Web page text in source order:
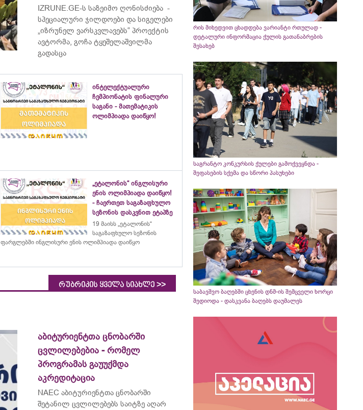
IZRUNE.GE-ს საზეიმო ღონისძიება -
სპეციალური ჯილდოები და სიგელები
„იზრუნელ ვარსკვლავებს“ პროექტის
ავტორმა, გოჩა ტყეშელაშვილმა
გადასცა
ინტელექტუალური
ჩემპიონატის ფინალური
საგანი - მათემატიკის
ოლიმპიადა დაიწყო!
„ეტალონის“ ინგლისური
ენის ოლიმპიადა დაიწყო!
- ჩაერთეთ საგაზაფხულო
სეზონის დასკვნით ეტაპზე
19 მაისს „ეტალონის“
საგაზაფხულო სეზონის
ფარგლებში ინგლისური ენის ოლიმპიადა დაიწყო
რუბრიკის ყველა სიახლე >>
აბიტურიენტთა ცნობარში
ცვლილებებია - რომელ
პროგრამას გაუუქმდა
აკრედიტაცია
NAEC აბიტურიენტთა ცნობარში
შეტანილ ცვლილებებს საიტზე აღარ
რის მიხედვით ცხადდება ვარიანტი რთულად -
დეტალური ინფორმაცია ქულის გათანაბრების
შესახებ
საგრანტო კონკურსის ქულები გამოქვეყნდა -
შეფასების სქემა და სწორი პასუხები
საბავშვო ბაღებში ცხენის დნმ-ის შემცველი ხორცი
შედიოდა - დასკვანა ბაღებს დაუმალეს